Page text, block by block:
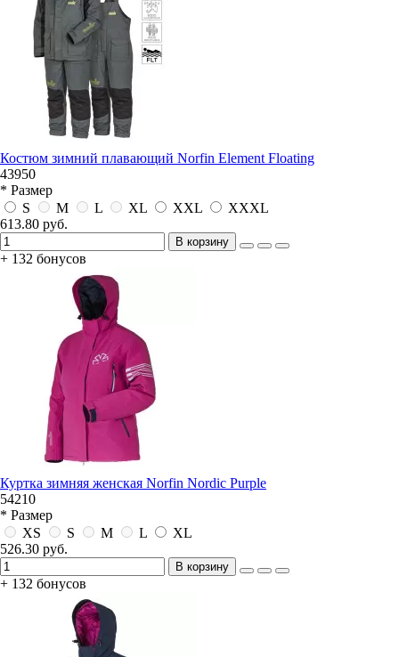
Костюм зимний плавающий Norfin Element Floating
43950
* Размер
S
M L XL XXL
XXXL
613.80 руб.
В корзину
+ 132 бонусов
Куртка зимняя женская Norfin Nordic Purple
54210
* Размер
XS
S M L
XL
526.30 руб.
В корзину
+ 132 бонусов